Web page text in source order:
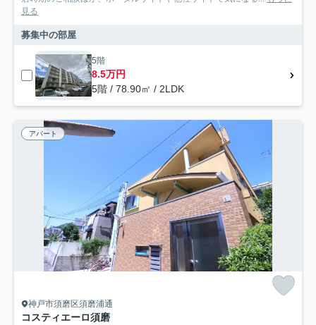
見る
募集中の部屋
5階
8.5万円
5階 / 78.90㎡ / 2LDK
アパート
神戸市須磨区須磨浦通
コスティエーロ須磨